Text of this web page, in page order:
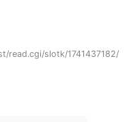
read.cgi/slotk/1741437182/